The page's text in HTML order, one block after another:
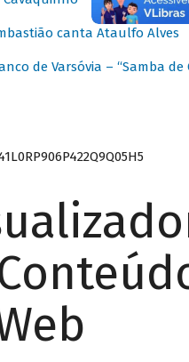
canta Ataulfo Alves
de Varsóvia – “Samba de